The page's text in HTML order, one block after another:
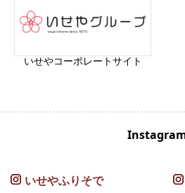
いせやコーポレートサイト
いせやふりそで